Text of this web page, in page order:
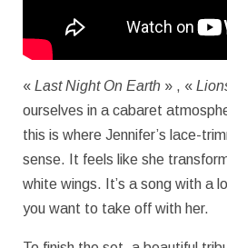
« Last Night On Earth » , «
ourselves in a cabaret
this is where Jennifer’s lace-
sense. It feels like she
white wings. It’s a song with a
you want to take off with her.